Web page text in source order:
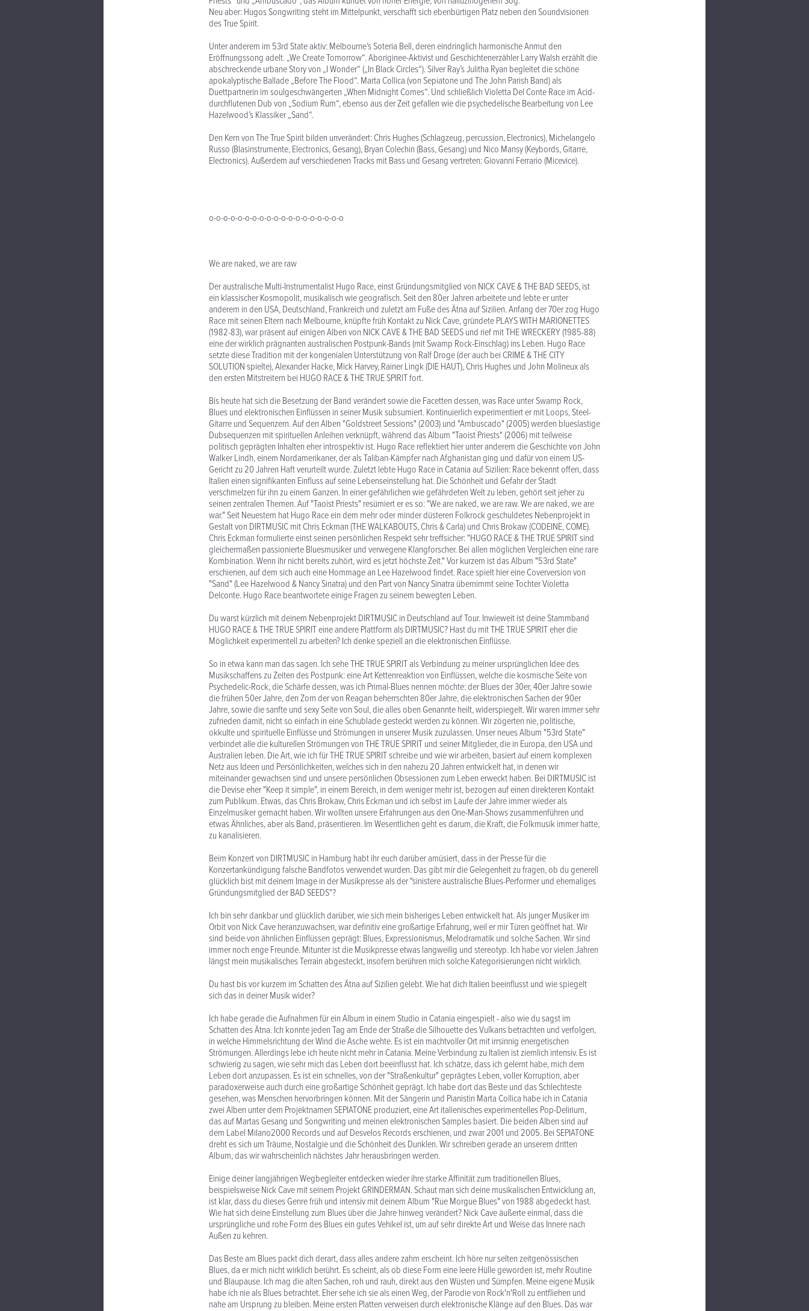
Neu aber: Hugos Songwriting steht im Mittelpunkt, verschafft sich ebenbürtigen Platz neben den Soundvisionen
des True Spirit.
Unter anderem im 53rd State aktiv: Melbourne’s Soteria Bell, deren eindringlich harmonische Anmut den
Eröffnungssong adelt. „We Create Tomorrow“. Aboriginee-Aktivist und Geschichtenerzähler Larry Walsh erzählt die
abschreckende urbane Story von „I Wonder“ („In Black Circles“). Silver Ray’s Julitha Ryan begleitet die schöne
apokalyptische Ballade „Before The Flood“. Marta Collica (von Sepiatone und The John Parish Band) als
Duettpartnerin im soulgeschwängerten „When Midnight Comes“. Und schließlich Violetta Del Conte Race im Acid-
durchflutenen Dub von „Sodium Rum“, ebenso aus der Zeit gefallen wie die psychedelische Bearbeitung von Lee
Hazelwood’s Klassiker „Sand“.
Den Kern von The True Spirit bilden unverändert: Chris Hughes (Schlagzeug, percussion, Electronics), Michelangelo
Russo (Blasinstrumente, Electronics, Gesang), Bryan Colechin (Bass, Gesang) und Nico Mansy (Keybords, Gitarre,
Electronics). Außerdem auf verschiedenen Tracks mit Bass und Gesang vertreten: Giovanni Ferrario (Micevice).
o-o-o-o-o-o-o-o-o-o-o-o-o-o-o-o-o-o-o
We are naked, we are raw
Der australische Multi-Instrumentalist Hugo Race, einst Gründungsmitglied von NICK CAVE & THE BAD SEEDS, ist
ein klassischer Kosmopolit, musikalisch wie geografisch. Seit den 80er Jahren arbeitete und lebte er unter
anderem in den USA, Deutschland, Frankreich und zuletzt am Fuße des Ätna auf Sizilien. Anfang der 70er zog Hugo
Race mit seinen Eltern nach Melbourne, knüpfte früh Kontakt zu Nick Cave, gründete PLAYS WITH MARIONETTES
(1982-83), war präsent auf einigen Alben von NICK CAVE & THE BAD SEEDS und rief mit THE WRECKERY (1985-88)
eine der wirklich prägnanten australischen Postpunk-Bands (mit Swamp Rock-Einschlag) ins Leben. Hugo Race
setzte diese Tradition mit der kongenialen Unterstützung von Ralf Droge (der auch bei CRIME & THE CITY
SOLUTION spielte), Alexander Hacke, Mick Harvey, Rainer Lingk (DIE HAUT), Chris Hughes und John Molineux als
den ersten Mitstreitern bei HUGO RACE & THE TRUE SPIRIT fort.
Bis heute hat sich die Besetzung der Band verändert sowie die Facetten dessen, was Race unter Swamp Rock,
Blues und elektronischen Einflüssen in seiner Musik subsumiert. Kontinuierlich experimentiert er mit Loops, Steel-
Gitarre und Sequenzern. Auf den Alben "Goldstreet Sessions" (2003) und "Ambuscado" (2005) werden blueslastige
Dubsequenzen mit spirituellen Anleihen verknüpft, während das Album "Taoist Priests" (2006) mit teilweise
politisch geprägten Inhalten eher introspektiv ist. Hugo Race reflektiert hier unter anderem die Geschichte von John
Walker Lindh, einem Nordamerikaner, der als Taliban-Kämpfer nach Afghanistan ging und dafür von einem US-
Gericht zu 20 Jahren Haft verurteilt wurde. Zuletzt lebte Hugo Race in Catania auf Sizilien: Race bekennt offen, dass
Italien einen signifikanten Einfluss auf seine Lebenseinstellung hat. Die Schönheit und Gefahr der Stadt
verschmelzen für ihn zu einem Ganzen. In einer gefährlichen wie gefährdeten Welt zu leben, gehört seit jeher zu
seinen zentralen Themen. Auf "Taoist Priests" resümiert er es so: "We are naked, we are raw. We are naked, we are
war." Seit Neuestem hat Hugo Race ein dem mehr oder minder düsteren Folkrock geschuldetes Nebenprojekt in
Gestalt von DIRTMUSIC mit Chris Eckman (THE WALKABOUTS, Chris & Carla) und Chris Brokaw (CODEINE, COME).
Chris Eckman formulierte einst seinen persönlichen Respekt sehr treffsicher: "HUGO RACE & THE TRUE SPIRIT sind
gleichermaßen passionierte Bluesmusiker und verwegene Klangforscher. Bei allen möglichen Vergleichen eine rare
Kombination. Wenn ihr nicht bereits zuhört, wird es jetzt höchste Zeit." Vor kurzem ist das Album "53rd State"
erschienen, auf dem sich auch eine Hommage an Lee Hazelwood findet. Race spielt hier eine Coverversion von
"Sand" (Lee Hazelwood & Nancy Sinatra) und den Part von Nancy Sinatra übernimmt seine Tochter Violetta
Delconte. Hugo Race beantwortete einige Fragen zu seinem bewegten Leben.
Du warst kürzlich mit deinem Nebenprojekt DIRTMUSIC in Deutschland auf Tour. Inwieweit ist deine Stammband
HUGO RACE & THE TRUE SPIRIT eine andere Plattform als DIRTMUSIC? Hast du mit THE TRUE SPIRIT eher die
Möglichkeit experimentell zu arbeiten? Ich denke speziell an die elektronischen Einflüsse.
So in etwa kann man das sagen. Ich sehe THE TRUE SPIRIT als Verbindung zu meiner ursprünglichen Idee des
Musikschaffens zu Zeiten des Postpunk: eine Art Kettenreaktion von Einflüssen, welche die kosmische Seite von
Psychedelic-Rock, die Schärfe dessen, was ich Primal-Blues nennen möchte: der Blues der 30er, 40er Jahre sowie
die frühen 50er Jahre, den Zorn der von Reagan beherrschten 80er Jahre, die elektronischen Sachen der 90er
Jahre, sowie die sanfte und sexy Seite von Soul, die alles oben Genannte heilt, widerspiegelt. Wir waren immer sehr
zufrieden damit, nicht so einfach in eine Schublade gesteckt werden zu können. Wir zögerten nie, politische,
okkulte und spirituelle Einflüsse und Strömungen in unserer Musik zuzulassen. Unser neues Album "53rd State"
verbindet alle die kulturellen Strömungen von THE TRUE SPIRIT und seiner Mitglieder, die in Europa, den USA und
Australien leben. Die Art, wie ich für THE TRUE SPIRIT schreibe und wie wir arbeiten, basiert auf einem komplexen
Netz aus Ideen und Persönlichkeiten, welches sich in den nahezu 20 Jahren entwickelt hat, in denen wir
miteinander gewachsen sind und unsere persönlichen Obsessionen zum Leben erweckt haben. Bei DIRTMUSIC ist
die Devise eher "Keep it simple", in einem Bereich, in dem weniger mehr ist, bezogen auf einen direkteren Kontakt
zum Publikum. Etwas, das Chris Brokaw, Chris Eckman und ich selbst im Laufe der Jahre immer wieder als
Einzelmusiker gemacht haben. Wir wollten unsere Erfahrungen aus den One-Man-Shows zusammenführen und
etwas Ähnliches, aber als Band, präsentieren. Im Wesentlichen geht es darum, die Kraft, die Folkmusik immer hatte,
zu kanalisieren.
Beim Konzert von DIRTMUSIC in Hamburg habt ihr euch darüber amüsiert, dass in der Presse für die
Konzertankündigung falsche Bandfotos verwendet wurden. Das gibt mir die Gelegenheit zu fragen, ob du generell
glücklich bist mit deinem Image in der Musikpresse als der "sinistere australische Blues-Performer und ehemaliges
Gründungsmitglied der BAD SEEDS"?
Ich bin sehr dankbar und glücklich darüber, wie sich mein bisheriges Leben entwickelt hat. Als junger Musiker im
Orbit von Nick Cave heranzuwachsen, war definitiv eine großartige Erfahrung, weil er mir Türen geöffnet hat. Wir
sind beide von ähnlichen Einflüssen geprägt: Blues, Expressionismus, Melodramatik und solche Sachen. Wir sind
immer noch enge Freunde. Mitunter ist die Musikpresse etwas langweilig und stereotyp. Ich habe vor vielen Jahren
längst mein musikalisches Terrain abgesteckt, insofern berühren mich solche Kategorisierungen nicht wirklich.
Du hast bis vor kurzem im Schatten des Ätna auf Sizilien gelebt. Wie hat dich Italien beeinflusst und wie spiegelt
sich das in deiner Musik wider?
Ich habe gerade die Aufnahmen für ein Album in einem Studio in Catania eingespielt - also wie du sagst im
Schatten des Ätna. Ich konnte jeden Tag am Ende der Straße die Silhouette des Vulkans betrachten und verfolgen,
in welche Himmelsrichtung der Wind die Asche wehte. Es ist ein machtvoller Ort mit irrsinnig energetischen
Strömungen. Allerdings lebe ich heute nicht mehr in Catania. Meine Verbindung zu Italien ist ziemlich intensiv. Es ist
schwierig zu sagen, wie sehr mich das Leben dort beeinflusst hat. Ich schätze, dass ich gelernt habe, mich dem
Leben dort anzupassen. Es ist ein schnelles, von der "Straßenkultur" geprägtes Leben, voller Korruption, aber
paradoxerweise auch durch eine großartige Schönheit geprägt. Ich habe dort das Beste und das Schlechteste
gesehen, was Menschen hervorbringen können. Mit der Sängerin und Pianistin Marta Collica habe ich in Catania
zwei Alben unter dem Projektnamen SEPIATONE produziert, eine Art italienisches experimentelles Pop-Delirium,
das auf Martas Gesang und Songwriting und meinen elektronischen Samples basiert. Die beiden Alben sind auf
dem Label Milano2000 Records und auf Desvelos Records erschienen, und zwar 2001 und 2005. Bei SEPIATONE
dreht es sich um Träume, Nostalgie und die Schönheit des Dunklen. Wir schreiben gerade an unserem dritten
Album, das wir wahrscheinlich nächstes Jahr herausbringen werden.
Einige deiner langjährigen Wegbegleiter entdecken wieder ihre starke Affinität zum traditionellen Blues,
beispielsweise Nick Cave mit seinem Projekt GRINDERMAN. Schaut man sich deine musikalischen Entwicklung an,
ist klar, dass du dieses Genre früh und intensiv mit deinem Album "Rue Morgue Blues" von 1988 abgedeckt hast.
Wie hat sich deine Einstellung zum Blues über die Jahre hinweg verändert? Nick Cave äußerte einmal, dass die
ursprüngliche und rohe Form des Blues ein gutes Vehikel ist, um auf sehr direkte Art und Weise das Innere nach
Außen zu kehren.
Das Beste am Blues packt dich derart, dass alles andere zahm erscheint. Ich höre nur selten zeitgenössischen
Blues, da er mich nicht wirklich berührt. Es scheint, als ob diese Form eine leere Hülle geworden ist, mehr Routine
und Blaupause. Ich mag die alten Sachen, roh und rauh, direkt aus den Wüsten und Sümpfen. Meine eigene Musik
habe ich nie als Blues betrachtet. Eher sehe ich sie als einen Weg, der Parodie von Rock'n'Roll zu entfliehen und
nahe am Ursprung zu bleiben. Meine ersten Platten verweisen durch elektronische Klänge auf den Blues. Das war